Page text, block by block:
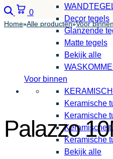
Decor tegels
Glanzende
Matte tegels
Bekijk alle
Voor binnen
Keramische
Keramische
Keramische
Keramische
Bekijk alle
Zoeken
0 Winkelwagen
Home»Alle producten»Voor binnen
Palazzo